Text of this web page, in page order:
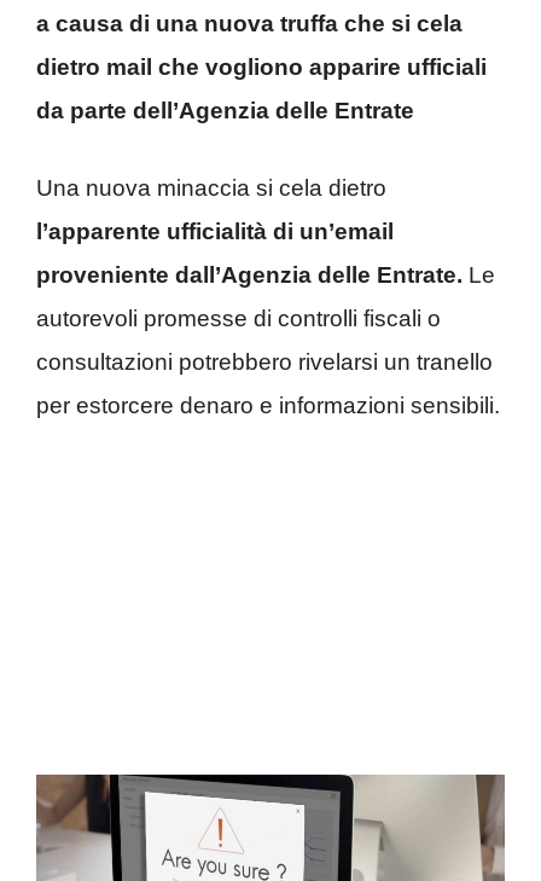
a causa di una nuova truffa che si cela
dietro mail che vogliono apparire ufficiali
da parte dell’Agenzia delle Entrate
Una nuova minaccia si cela dietro
l’apparente ufficialità di un’email
proveniente dall’Agenzia delle Entrate. Le
autorevoli promesse di controlli fiscali o
consultazioni potrebbero rivelarsi un tranello
per estorcere denaro e informazioni sensibili.